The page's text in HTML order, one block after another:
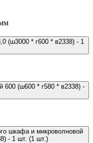
(ш3000 * г600 * в2338) - 1
-
- 1 шт. (1 шт.)